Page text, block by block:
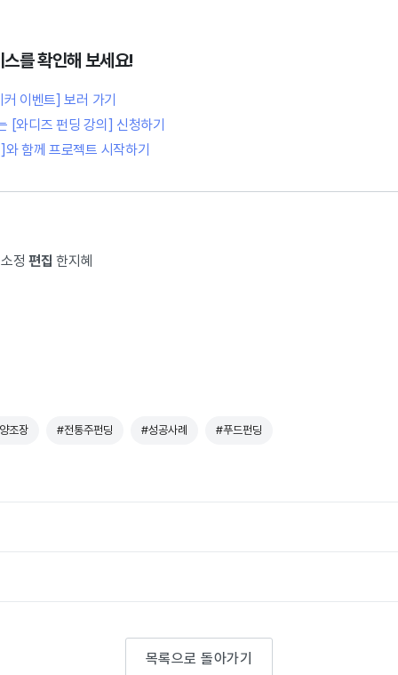
를 확인해 보세요!
이벤트] 보러 가기
[와디즈 펀딩 강의] 신청하기
함께 프로젝트 시작하기
정편집 한지혜
조장 #전통주펀딩 #성공사례 #푸드펀딩
목록으로 돌아가기